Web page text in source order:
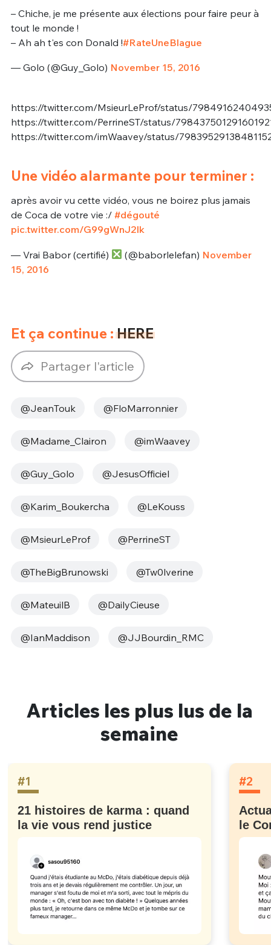
– Chiche, je me présente aux élections pour faire peur à
tout le monde !
– Ah ah t'es con Donald !#RateUneBlague
— Golo (@Guy_Golo) November 15, 2016
https://twitter.com/MsieurLeProf/status/
https://twitter.com/PerrineST/status/
https://twitter.com/imWaavey/status/
Une vidéo alarmante pour terminer :
après avoir vu cette vidéo, vous ne boirez plus jamais
de Coca de votre vie :/ #dégouté
pic.twitter.com/G99gWnJ2Ik
— Vrai Babor (certifié) (@baborlelefan) November
15, 2016
Et ça continue :HERE
Partager l'article
@JeanTouk @FloMarronnier
@Madame_Clairon @imWaavey
@Guy_Golo @JesusOfficiel
@Karim_Boukercha @LeKouss
@MsieurLeProf @PerrineST
@TheBigBrunowski @Tw0lverine
@MateuilB @DailyCieuse
@IanMaddison @JJBourdin_RMC
Articles les plus lus de la
semaine
#1
21 histoires de karma : quand
la vie vous rend justice
#2
le